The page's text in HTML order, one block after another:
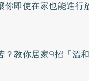
即使在家也能進行
？教你居家9招「溫